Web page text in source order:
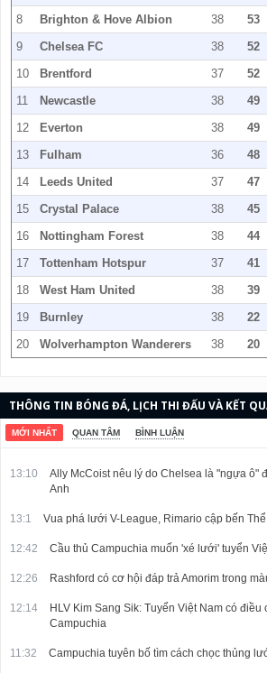
8 Brighton & Hove Albion 38 53
9
Chelsea FC 38 52
10
Brentford 37 52
11
Newcastle 38 49
12
Everton 38 49
13
Fulham 36 48
14
Leeds United 37 47
15
Crystal Palace 38 45
16
Nottingham Forest 38 44
17
Tottenham Hotspur 37 41
18
West Ham United 38 39
19
Burnley 38 22
20
Wolverhampton Wanderers 38 20
THÔNG TIN BÓNG ĐÁ, LỊCH THI ĐẤU VÀ KẾT
LIÊN TỤC.
MỚI NHẤT QUAN TÂM BÌNH LUẬN
13:10
Ally McCoist nêu lý do Chelsea là "ngựa ô"
Anh
13:1 Vua phá lưới V-League, Rimario cập bến Thể
12:42 Cầu thủ Campuchia muốn 'xé lưới' tuyển
12:26 Rashford có cơ hội đáp trả Amorim trong
12:14
HLV Kim Sang Sik: Tuyển Việt Nam có điều
Campuchia
11:32 Campuchia tuyên bố tìm cách chọc thủng